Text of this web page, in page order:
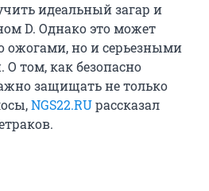
идеальный загар и
D. Однако это может
ожогами, но и серьезными
том, как безопасно
защищать не только
NGS22.RUрассказал